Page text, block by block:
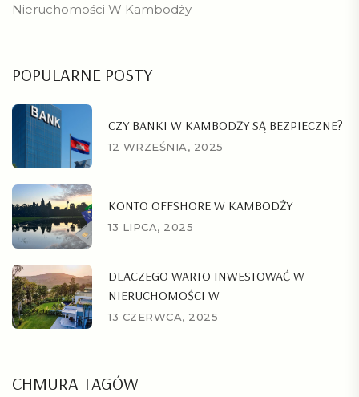
Nieruchomości W Kambodży
POPULARNE POSTY
CZY BANKI W KAMBODŻY SĄ BEZPIECZNE?
12 WRZEŚNIA, 2025
KONTO OFFSHORE W KAMBODŻY
13 LIPCA, 2025
DLACZEGO WARTO INWESTOWAĆ W
NIERUCHOMOŚCI W
13 CZERWCA, 2025
CHMURA TAGÓW